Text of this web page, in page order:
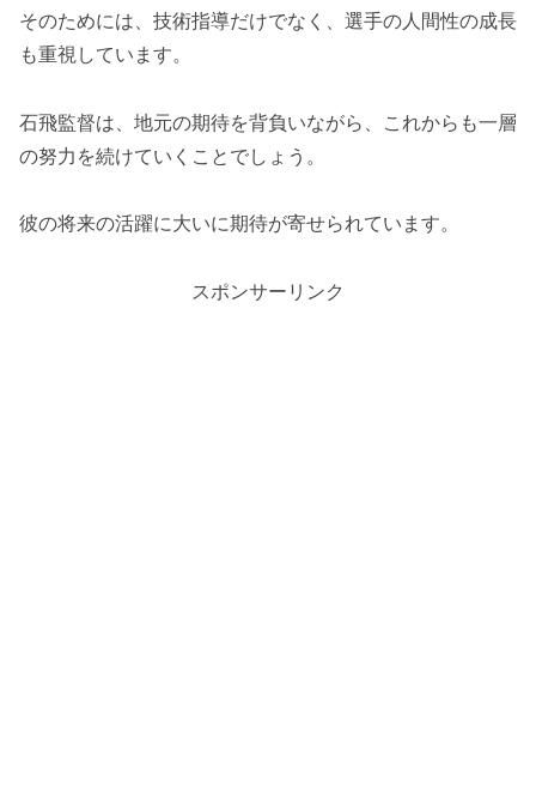
そのためには、技術指導だけでなく、選手の人間性の成長
も重視しています。
石飛監督は、地元の期待を背負いながら、これからも一層
の努力を続けていくことでしょう。
彼の将来の活躍に大いに期待が寄せられています。
スポンサーリンク